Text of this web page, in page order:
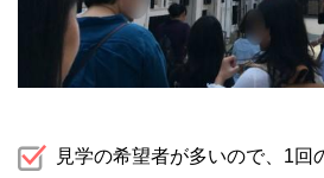
見学の希望者が多いので、1回